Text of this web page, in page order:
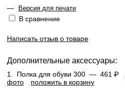
—
Версия для печати
В сравнение
Написать отзыв о товаре
Дополнительные аксессуары:
1. Полка для обуви 300 — 461 ₽
фото
положить в корзину